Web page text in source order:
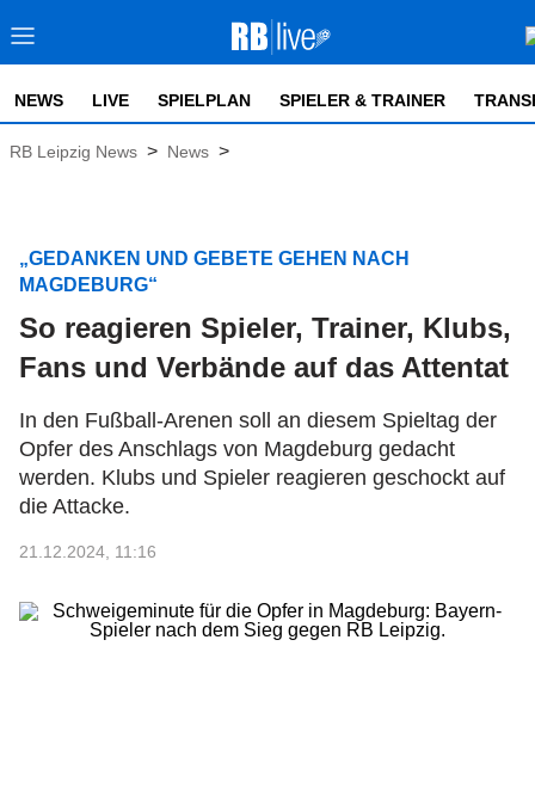
NEWS LIVE SPIELPLAN SPIELER & TRAINER
RB Leipzig News > News >
„GEDANKEN UND GEBETE GEHEN NACH
MAGDEBURG“
So reagieren Spieler, Trainer, Klubs,
Fans und Verbände auf das Attentat
In den Fußball-Arenen soll an diesem Spieltag der
Opfer des Anschlags von Magdeburg gedacht
werden. Klubs und Spieler reagieren geschockt auf
die Attacke.
21.12.2024, 11:16